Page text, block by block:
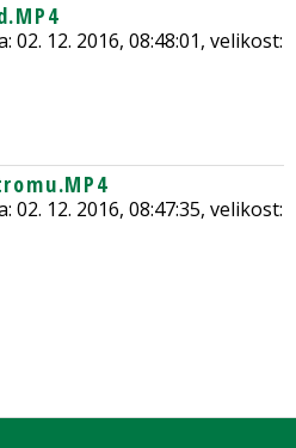
02. 12. 2016, 08:48:01, velikost:
02. 12. 2016, 08:47:35, velikost: